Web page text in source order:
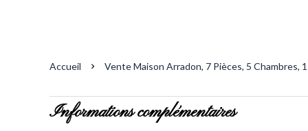
Accueil Vente Maison Arradon, 7 Pièces, 5 Chambres,
Informations complémentaires